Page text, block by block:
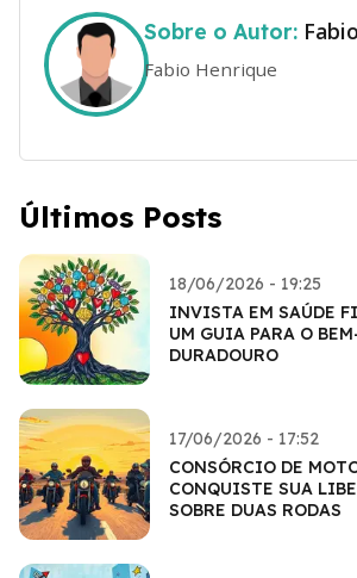
Sobre o Autor:
Fabio Henrique
Últimos Posts
18/06/2026 - 19:25
INVISTA EM SAÚDE
UM GUIA PARA O
DURADOURO
17/06/2026 - 17:52
CONSÓRCIO DE
CONQUISTE SUA
SOBRE DUAS RODAS